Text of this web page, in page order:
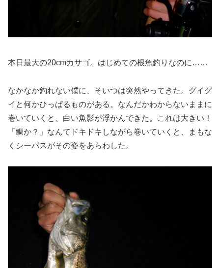
本日最大の20cmカサゴ。はじめての根魚釣りなのに……
なかなか釣れない僕に、そいつは突然やってきた。グイグ
イと何かひっぱるものがある。なんだかわからないままに
巻いていくと、白い魚影が浮かんできた。これは大きい！
「鯛か？」なんてドキドキしながら巻いていくと、まもな
くシーバスがその姿をあらわした。